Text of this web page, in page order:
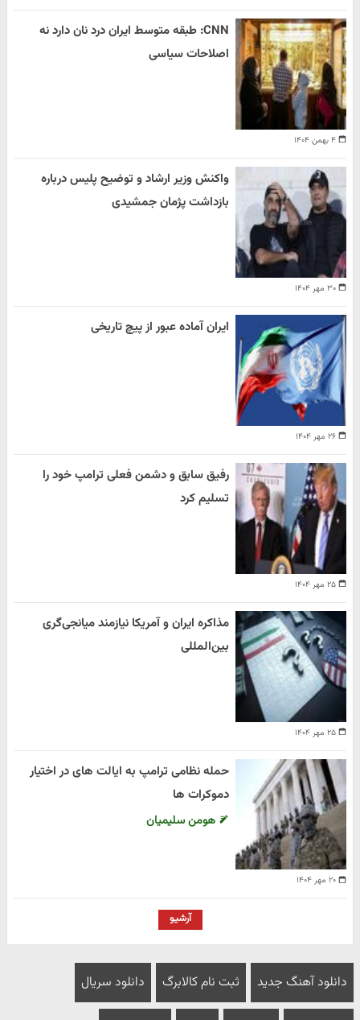
۴ بهمن ۱۴۰۴
CNN: طبقه متوسط ایران درد نان دارد نه
اصلاحات سیاسی
۳۰ مهر ۱۴۰۴
واکنش وزیر ارشاد و توضیح پلیس درباره
بازداشت پژمان جمشیدی
۲۶ مهر ۱۴۰۴
ایران آماده عبور از پیچ تاریخی
۲۵ مهر ۱۴۰۴
رفیق سابق و دشمن فعلی ترامپ خود را
تسلیم کرد
۲۵ مهر ۱۴۰۴
مذاکره ایران و آمریکا نیازمند میانجی‌گری
بین‌المللی
۲۰ مهر ۱۴۰۴
حمله نظامی ترامپ به ایالت های در اختیار
دموکرات ها
هومن سلیمیان
آرشیو
دانلود آهنگ جدید ثبت نام کالابرگ دانلود سریال